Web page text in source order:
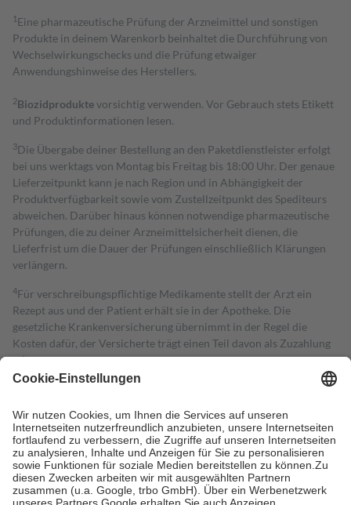
1 Eine pharmazeutische Prüfung der Arzneimittel und sonstigen
Produkte in deinem Warenkorb beinhaltet die Durchführung von
Wechselwirkungschecks und die Prüfung etwaiger
Anwendungshinweise des Herstellers.
2Biozidproduktevorsichtig verwenden. Vor Gebrauch stets Etikett
und Produktinformationen lesen.
3Die Übergabe deiner Bestellung an den Paketdienstleister erfolgt
bei uns werktags von Montag bis Freitag bis 18:00 Uhr. Der genaue
Lieferzeitpunkt kann je nach Region und in Abhängigkeit der
Produktverfügbarkeit sowie vom Zustellzeitpunkt des Spediteurs
abweichen. Darüber hinaus können notwendige pharmazeutische
Prüfungen, die zu deiner Arzneimittelsicherheit dienen, die
Lieferfrist um die Dauer der Prüfungen einschließlich Klärungen
verlängern.
4Für verschreibungspflichtige Medikamente stellt der Arzt ein
Rezept aus und der Patient erhält sie in der Apotheke. Die
gesetzliche Krankenversicherung übernimmt in der Regel die
Kosten dafür, der Versicherte trägt einen Teil davon als Zuzahlung
mit.
Grundsätzlich leisten Mitglieder Zuzahlungen in Höhe von zehn
höchstens zehn Euro.
Es sind jedoch nie mehr als die tatsächlichen
Kosten der Leistung zu entrichten.
Diese Regeln gelten grundsätzlich auch für Online-Apotheken.
Bei Heilmitteln und häuslicher Krankenpflege beträgt die
Zuzahlung zehn Prozent der Kosten sowie zehn Euro je
Verordnung.